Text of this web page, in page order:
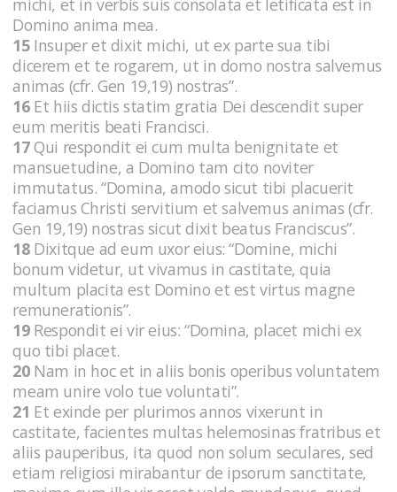
michi, et in verbis suis consolata et letificata est in
Domino anima mea.
15Insuper et dixit michi, ut ex parte sua tibi
dicerem et te rogarem, ut in domo nostra salvemus
animas (cfr. Gen 19,19) nostras”.
16Et hiis dictis statim gratia Dei descendit super
eum meritis beati Francisci.
17Qui respondit ei cum multa benignitate et
mansuetudine, a Domino tam cito noviter
immutatus. “Domina, amodo sicut tibi placuerit
faciamus Christi servitium et salvemus animas (cfr.
Gen 19,19) nostras sicut dixit beatus Franciscus”.
18Dixitque ad eum uxor eius: “Domine, michi
bonum videtur, ut vivamus in castitate, quia
multum placita est Domino et est virtus magne
remunerationis”.
19Respondit ei vir eius: “Domina, placet michi ex
quo tibi placet.
20Nam in hoc et in aliis bonis operibus voluntatem
meam unire volo tue voluntati”.
21 Et exinde per plurimos annos vixerunt in
castitate, facientes multas helemosinas fratribus et
aliis pauperibus, ita quod non solum seculares, sed
etiam religiosi mirabantur de ipsorum sanctitate,